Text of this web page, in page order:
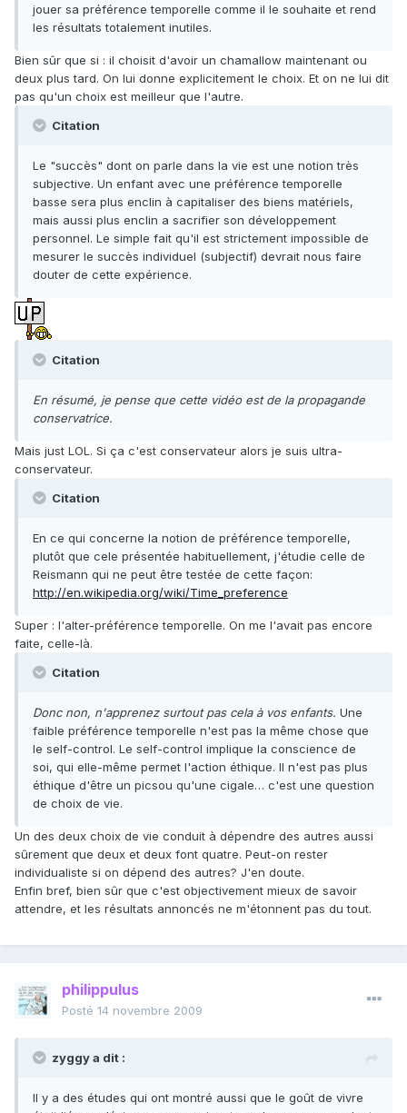
jouer sa préférence temporelle comme il le souhaite et rend
les résultats totalement inutiles.
Bien sûr que si : il choisit d'avoir un chamallow maintenant ou
deux plus tard. On lui donne explicitement le choix. Et on ne lui dit
pas qu'un choix est meilleur que l'autre.
Citation
Le "succès" dont on parle dans la vie est une notion très
subjective. Un enfant avec une préférence temporelle
basse sera plus enclin à capitaliser des biens matériels,
mais aussi plus enclin a sacrifier son développement
personnel. Le simple fait qu'il est strictement impossible de
mesurer le succès individuel (subjectif) devrait nous faire
douter de cette expérience.
Citation
En résumé, je pense que cette vidéo est de la propagande
conservatrice.
Mais just LOL. Si ça c'est conservateur alors je suis ultra-
conservateur.
Citation
En ce qui concerne la notion de préférence temporelle,
plutôt que cele présentée habituellement, j'étudie celle de
Reismann qui ne peut être testée de cette façon:
http://en.wikipedia.org/wiki/Time_preference
Super : l'alter-préférence temporelle. On me l'avait pas encore
faite, celle-là.
Citation
Donc non, n'apprenez surtout pas cela à vos enfants. Une
faible préférence temporelle n'est pas la même chose que
le self-control. Le self-control implique la conscience de
soi, qui elle-même permet l'action éthique. Il n'est pas plus
éthique d'être un picsou qu'une cigale… c'est une question
de choix de vie.
Un des deux choix de vie conduit à dépendre des autres aussi
sûrement que deux et deux font quatre. Peut-on rester
individualiste si on dépend des autres? J'en doute.
Enfin bref, bien sûr que c'est objectivement mieux de savoir
attendre, et les résultats annoncés ne m'étonnent pas du tout.
philippulus
Posté 14 novembre 2009
zyggy a dit :
Il y a des études qui ont montré aussi que le goût de vivre